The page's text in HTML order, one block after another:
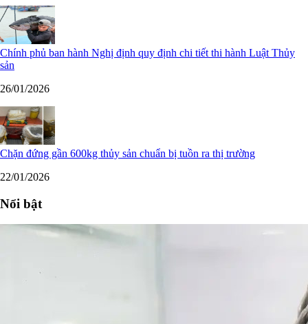
Chính phủ ban hành Nghị định quy định chi tiết thi hành Luật Thủy
sản
26/01/2026
Chặn đứng gần 600kg thủy sản chuẩn bị tuồn ra thị trường
22/01/2026
Nổi bật